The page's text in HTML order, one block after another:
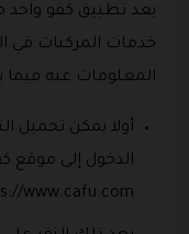
يعد تطبيق كفو واحد
خدمات المركبات في
المعلومات عنه فيما
أولا يمكن تحميل
الدخول إلى موقع
www.cafu.com/.